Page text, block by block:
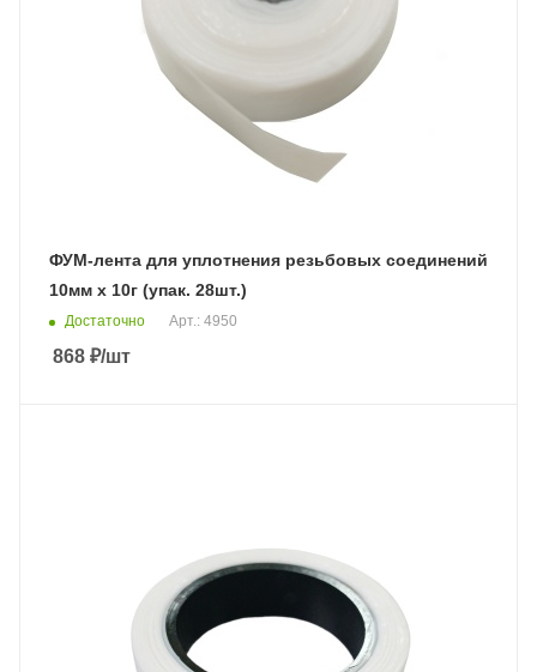
ФУМ-лента для уплотнения резьбовых соединений
10мм х 10г (упак. 28шт.)
Достаточно Арт.: 4950
868 ₽/шт